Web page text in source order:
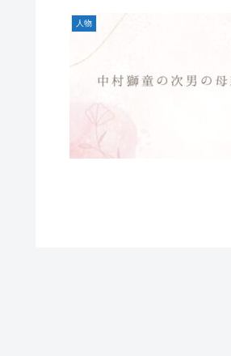
人物